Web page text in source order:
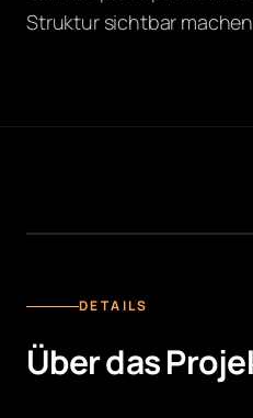
Struktur sichtbar
DETAILS
Über das